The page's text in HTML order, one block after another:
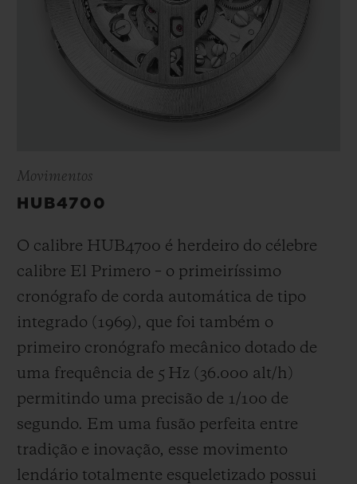
Movimentos
HUB4700
O calibre HUB4700 é herdeiro do célebre
calibre El Primero – o primeiríssimo
cronógrafo de corda automática de tipo
integrado (1969), que foi também o
primeiro cronógrafo mecânico dotado de
uma frequência de 5 Hz ( 36.000 alt/h )
permitindo uma precisão de 1/10o de
segundo. Em uma fusão perfeita entre
tradição e inovação, esse movimento
lendário totalmente esqueletizado possui